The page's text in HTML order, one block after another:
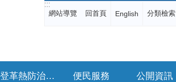
:::
網站導覽 回首頁 English 分類檢索
登革熱防治專區 便民服務 公開資訊